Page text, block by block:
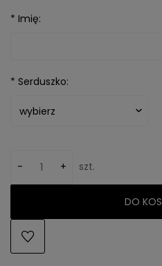
* Imię:
* Serduszko:
- + szt.
DO